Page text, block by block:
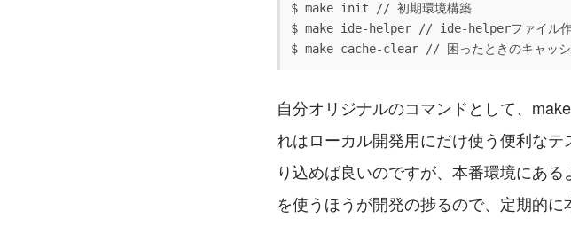
$ make init // 初期環境構築
$ make ide-helper // ide-helperファイル
$ make cache-clear // 困ったときのキャッシ
自分オリジナルのコマンドとして、
れはローカル開発用にだけ使う便利な
り込めば良いのですが、本番環境にあ
を使うほうが開発の捗るので、定期的